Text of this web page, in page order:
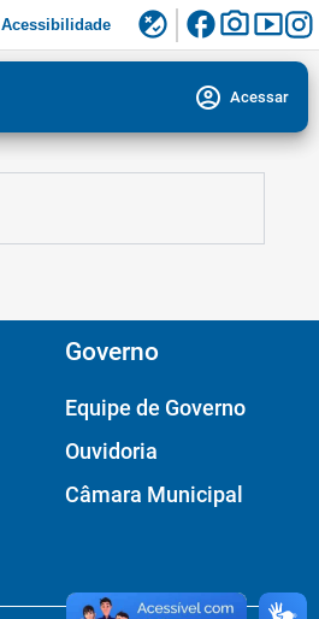
Acessibilidade flaky facebookphoto_camerasmart_display
account_circle Acessar
Governo
Equipe de Governo
Ouvidoria
Câmara Municipal